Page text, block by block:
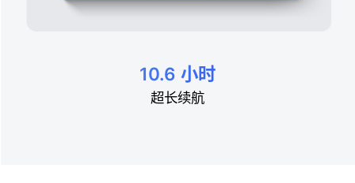
10.6 小时
超长续航